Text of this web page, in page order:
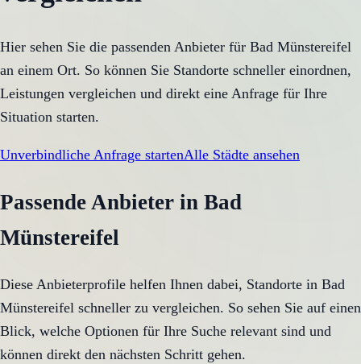
Hier sehen Sie die passenden Anbieter für Bad Münstereifel
an einem Ort. So können Sie Standorte schneller einordnen,
Leistungen vergleichen und direkt eine Anfrage für Ihre
Situation starten.
Unverbindliche Anfrage startenAlle Städte ansehen
Passende Anbieter in Bad
Münstereifel
Diese Anbieterprofile helfen Ihnen dabei, Standorte in Bad
Münstereifel schneller zu vergleichen. So sehen Sie auf einen
Blick, welche Optionen für Ihre Suche relevant sind und
können direkt den nächsten Schritt gehen.